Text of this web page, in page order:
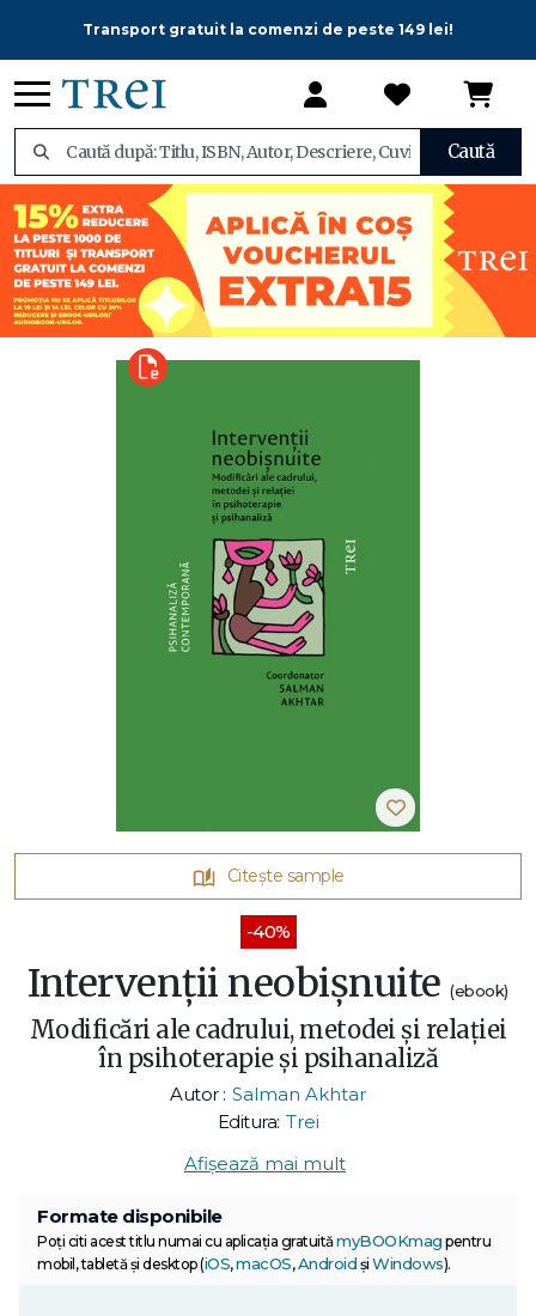
Transport gratuit la comenzi de peste 149 lei!
Caută
Citește sample
-40%
Intervenții neobișnuite(ebook)
Modificări ale cadrului, metodei și relației
în psihoterapie și psihanaliză
Autor : Salman Akhtar
Editura: Trei
Afișează mai mult
Formate disponibile
Poți citi acest titlu numai cu aplicația gratuitămyBOOKmag pentru
mobil, tabletă și desktop (iOS,macOS,Android și Windows).